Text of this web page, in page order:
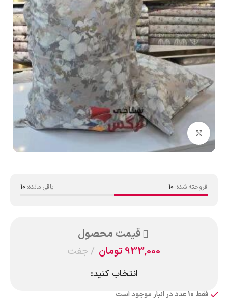
بزرگنمایی تصویر
فروخته شده: 10 باقی مانده: 10
قیمت محصول
933,000تومان جفت
انتخاب کنید:
فقط 10 عدد در انبار موجود است